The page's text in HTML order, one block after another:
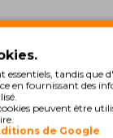
CDN
essentiels, tandis que
en fournissant des
peuvent être
de Google